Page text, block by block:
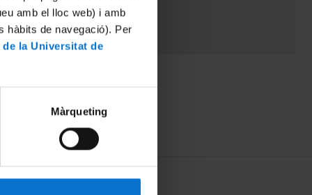
amb el lloc web) i amb
hàbits de navegació). Per
la Universitat de
Màrqueting